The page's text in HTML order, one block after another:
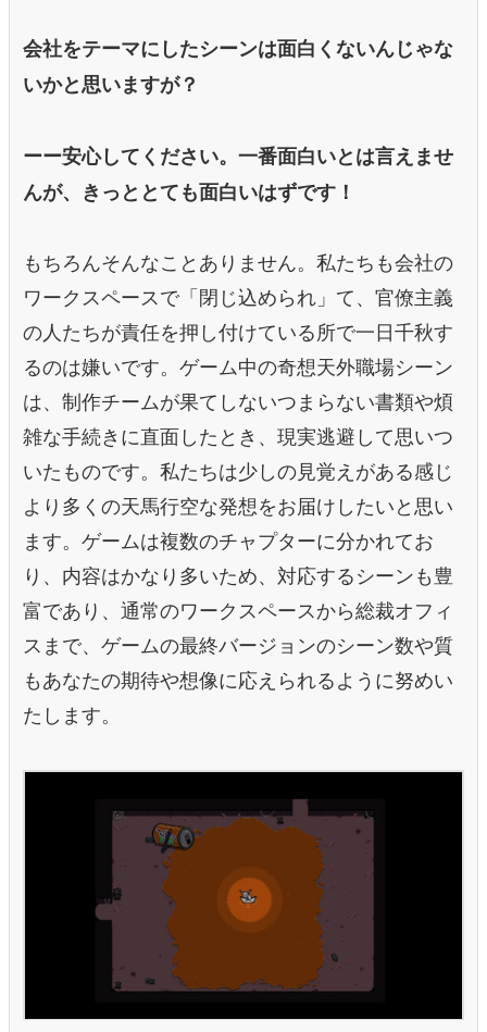
会社をテーマにしたシーンは面白くないんじゃな
いかと思いますが？
ーー安心してください。一番面白いとは言えませ
んが、きっととても面白いはずです！
もちろんそんなことありません。私たちも会社の
ワークスペースで「閉じ込められ」て、官僚主義
の人たちが責任を押し付けている所で一日千秋す
るのは嫌いです。ゲーム中の奇想天外職場シーン
は、制作チームが果てしないつまらない書類や煩
雑な手続きに直面したとき、現実逃避して思いつ
いたものです。私たちは少しの見覚えがある感じ
より多くの天馬行空な発想をお届けしたいと思い
ます。ゲームは複数のチャプターに分かれてお
り、内容はかなり多いため、対応するシーンも豊
富であり、通常のワークスペースから総裁オフィ
スまで、ゲームの最終バージョンのシーン数や質
もあなたの期待や想像に応えられるように努めい
たします。